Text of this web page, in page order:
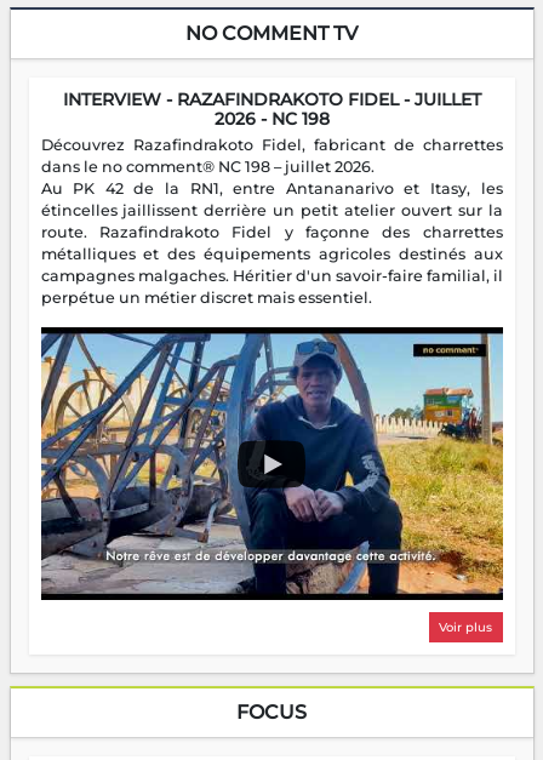
NO COMMENT TV
INTERVIEW - RAZAFINDRAKOTO FIDEL - JUILLET
2026 - NC 198
Découvrez Razafindrakoto Fidel, fabricant de charrettes
dans le no comment® NC 198 – juillet 2026.
Au PK 42 de la RN1, entre Antananarivo et Itasy, les
étincelles jaillissent derrière un petit atelier ouvert sur la
route. Razafindrakoto Fidel y façonne des charrettes
métalliques et des équipements agricoles destinés aux
campagnes malgaches. Héritier d'un savoir-faire familial, il
perpétue un métier discret mais essentiel.
Voir plus
FOCUS